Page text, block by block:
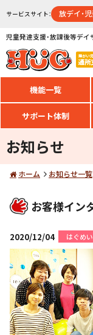
サービスサイト： 放デイ・
児童発達支援・放課後等デ
機能一覧
サポート体制
お知らせ
ホーム お知らせ一覧
お客様イン
2020/12/04 はぐめ